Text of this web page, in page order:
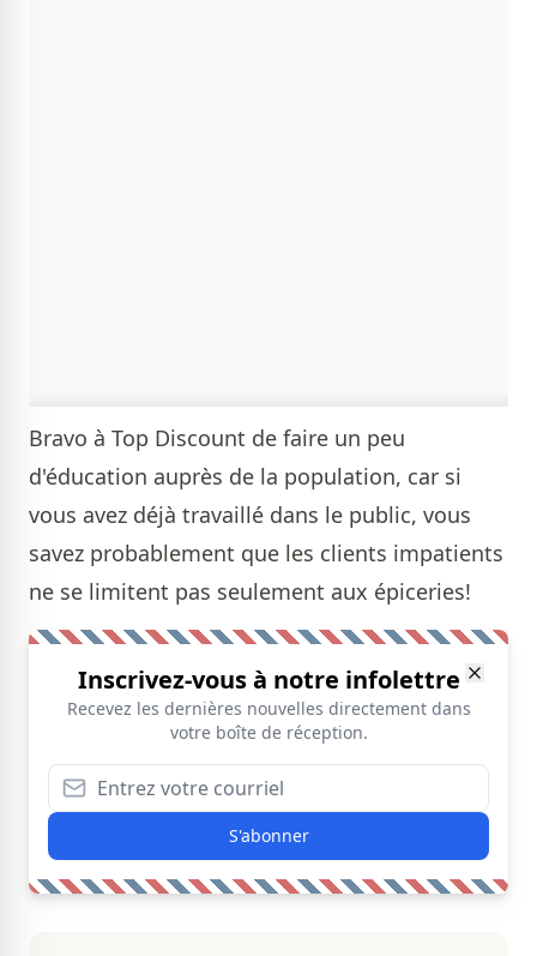
Bravo à Top Discount de faire un peu
d'éducation auprès de la population, car si
vous avez déjà travaillé dans le public, vous
savez probablement que les clients impatients
ne se limitent pas seulement aux épiceries!
Inscrivez-vous à notre infolettre
Recevez les dernières nouvelles directement dans
votre boîte de réception.
S'abonner